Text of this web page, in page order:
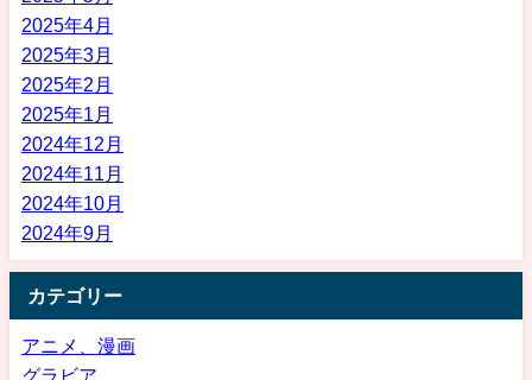
2025年4月
2025年3月
2025年2月
2025年1月
2024年12月
2024年11月
2024年10月
2024年9月
カテゴリー
アニメ、漫画
グラビア